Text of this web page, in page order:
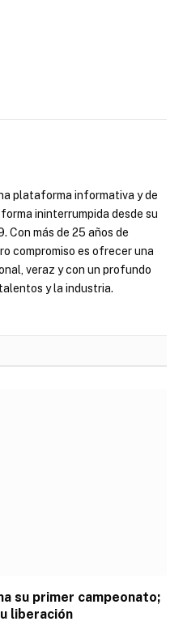
plataforma informativa y de
ininterrumpida desde su
Con más de 25 años de
compromiso es ofrecer una
veraz y con un profundo
y la industria.
su primer campeonato;
liberación